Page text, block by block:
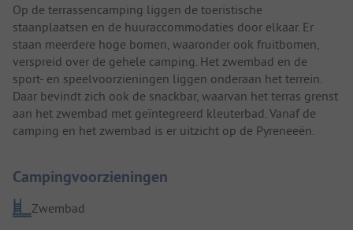
Op de terrassencamping liggen de toeristische
staanplaatsen en de huuraccommodaties door elkaar. Er
staan meerdere hoge bomen, waaronder ook fruitbomen,
verspreid over de gehele camping. Het zwembad en de
sport- en speelvoorzieningen liggen onderaan het terrein.
Daar bevindt zich ook de snackbar, waarvan het terras grenst
aan het zwembad met geïntegreerd kleuterbad. Vanaf de
camping en het zwembad is er uitzicht op de Pyreneeën.
Campingvoorzieningen
Zwembad